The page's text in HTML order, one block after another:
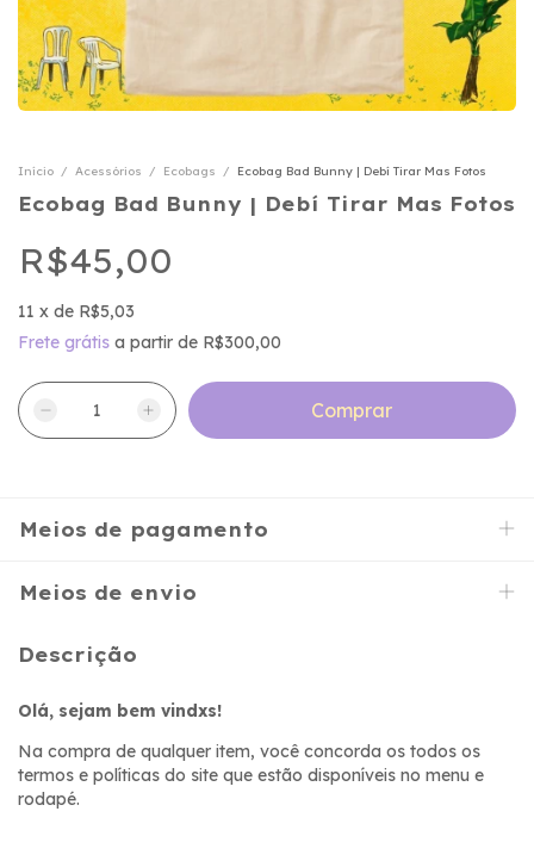
Início / Acessórios / Ecobags / Ecobag Bad Bunny | Debí Tirar Mas Fotos
Ecobag Bad Bunny | Debí Tirar Mas Fotos
R$45,00
11 x de R$5,03
Frete grátis a partir de R$300,00
Meios de pagamento
Meios de envio
Descrição
Olá, sejam bem vindxs!
Na compra de qualquer item, você concorda os todos os
termos e políticas do site que estão disponíveis no menu e
rodapé.